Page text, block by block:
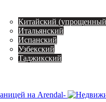
Китайский
Итальянский
Испанский
Узбекский
Таджикский